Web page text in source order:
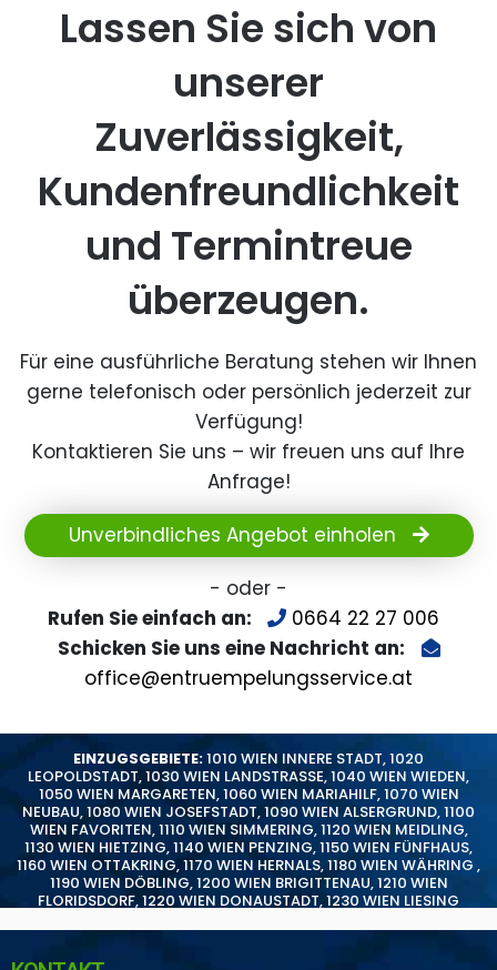
Lassen Sie sich von
unserer
Zuverlässigkeit,
Kundenfreundlichkeit
und Termintreue
überzeugen.
Für eine ausführliche Beratung stehen wir Ihnen
gerne telefonisch oder persönlich jederzeit zur
Verfügung!
Kontaktieren Sie uns – wir freuen uns auf Ihre
Anfrage!
Unverbindliches Angebot einholen
- oder -
Rufen Sie einfach an:
0664 22 27 006
Schicken Sie uns eine Nachricht an:
office@entruempelungsservice.at
EINZUGSGEBIETE:1010 WIEN INNERE STADT,1020
LEOPOLDSTADT,1030 WIEN LANDSTRASSE,1040 WIEN WIEDEN,
1050 WIEN MARGARETEN,1060 WIEN MARIAHILF,1070 WIEN
NEUBAU,1080 WIEN JOSEFSTADT,1090 WIEN ALSERGRUND,1100
WIEN FAVORITEN,1110 WIEN SIMMERING,1120 WIEN MEIDLING,
1130 WIEN HIETZING,1140 WIEN PENZING,1150 WIEN FÜNFHAUS,
1160 WIEN OTTAKRING,1170 WIEN HERNALS,1180 WIEN WÄHRING ,
1190 WIEN DÖBLING,1200 WIEN BRIGITTENAU,1210 WIEN
FLORIDSDORF,1220 WIEN DONAUSTADT,1230 WIEN LIESING